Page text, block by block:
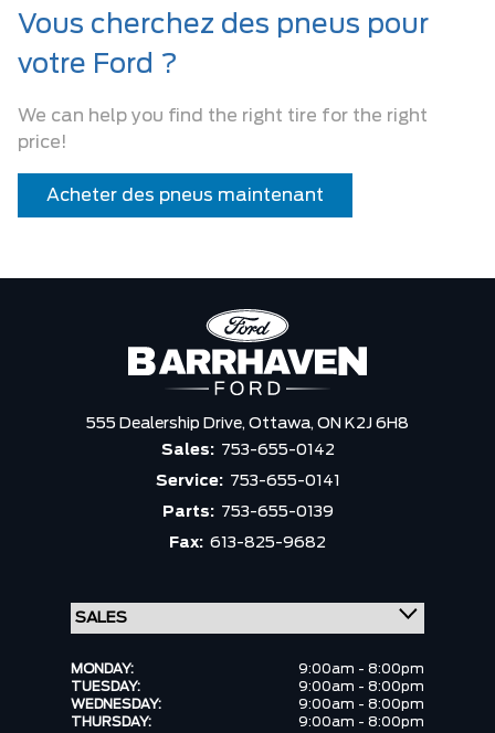
Vous cherchez des pneus pour
votre Ford ?
We can help you find the right tire for the right
price!
Acheter des pneus maintenant
555 Dealership Drive, Ottawa, ON K2J 6H8
Sales: 753-655-0142
Service: 753-655-0141
Parts: 753-655-0139
Fax: 613-825-9682
MONDAY:
9:00am - 8:00pm
TUESDAY:
9:00am - 8:00pm
WEDNESDAY:
9:00am - 8:00pm
THURSDAY:
9:00am - 8:00pm